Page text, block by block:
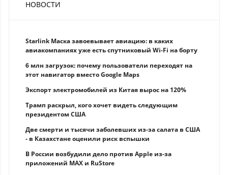
НОВОСТИ
Starlink Маска завоевывает авиацию: в каких
авиакомпаниях уже есть спутниковый Wi-Fi на борту
6 млн загрузок: почему пользователи переходят на
этот навигатор вместо Google Maps
Экспорт электромобилей из Китая вырос на 120%
Трамп раскрыл, кого хочет видеть следующим
президентом США
Две смерти и тысячи заболевших из-за салата в США
- в Казахстане оценили риск вспышки
В России возбудили дело против Apple из-за
приложений MAX и RuStore